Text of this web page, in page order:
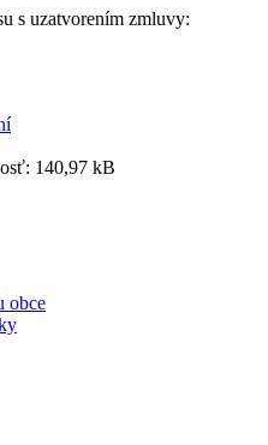
s uzatvorením zmluvy:
140,97 kB
obce